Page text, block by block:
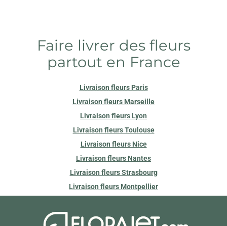
Faire livrer des fleurs
partout en France
Livraison fleurs Paris
Livraison fleurs Marseille
Livraison fleurs Lyon
Livraison fleurs Toulouse
Livraison fleurs Nice
Livraison fleurs Nantes
Livraison fleurs Strasbourg
Livraison fleurs Montpellier